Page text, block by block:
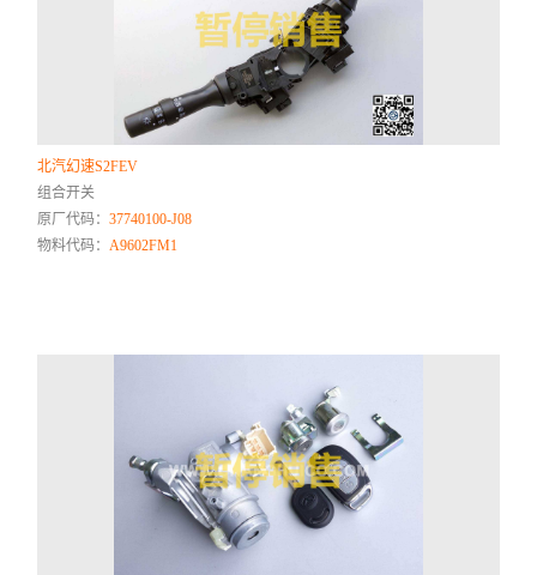
北汽幻速S2FEV
组合开关
原厂代码：37740100-J08
物料代码：A9602FM1